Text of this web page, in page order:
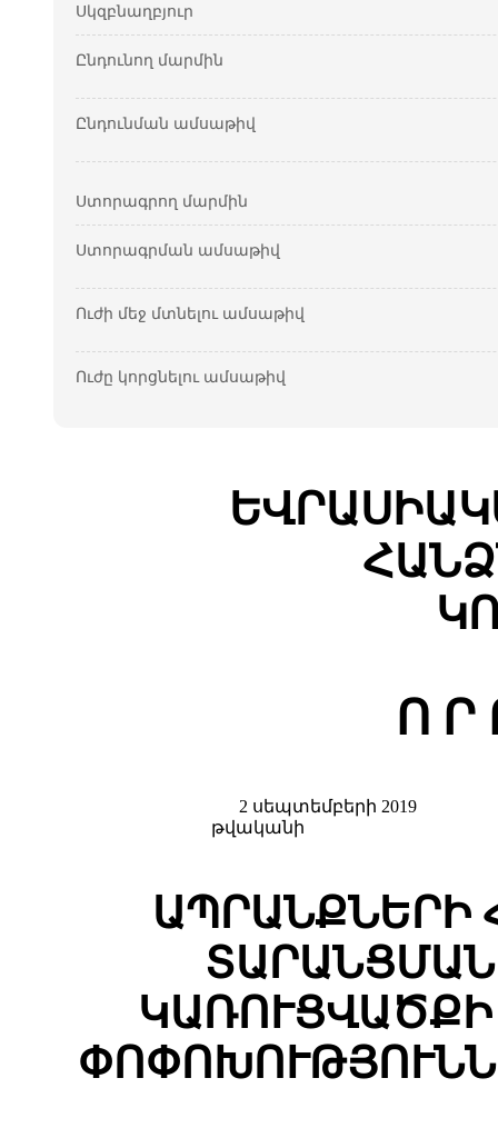
Սկզբնաղբյուր
Ընդունող մարմին
Ընդունման ամսաթիվ
Ստորագրող մարմին
Ստորագրման ամսաթիվ
Ուժի մեջ մտնելու ամսաթիվ
Ուժը կորցնելու ամսաթիվ
Ո Ր
2 սեպտեմբերի 2019
թվականի
ԱՊՐԱՆՔՆԵՐԻ